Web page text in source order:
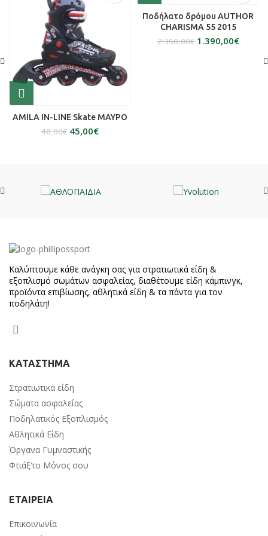
AMILA IN-LINE Skate ΜΑΥΡΟ
48,00€ 45,00€
Ποδήλατο δρόμου AUTHOR
CHARISMA 55 2015
2.350,00€ 1.390,00€
Καλύπτουμε κάθε ανάγκη σας για στρατιωτικά είδη &
εξοπλισμό σωμάτων ασφαλείας, διαθέτουμε είδη κάμπινγκ,
προϊόντα επιβίωσης, αθλητικά είδη & τα πάντα για τον
ποδηλάτη!
ΚΑΤΑΣΤΗΜΑ
Στρατιωτικά είδη
Σώματα ασφαλείας
Ποδηλατικός Εξοπλισμός
Αθλητικά Είδη
Όργανα Γυμναστικής
Φτιάξ’το Μόνος σου
ΕΤΑΙΡΕΙΑ
Επικοινωνία